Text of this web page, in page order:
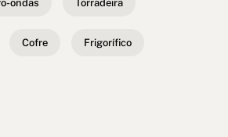
ondas Torradeira
Cofre Frigorífico